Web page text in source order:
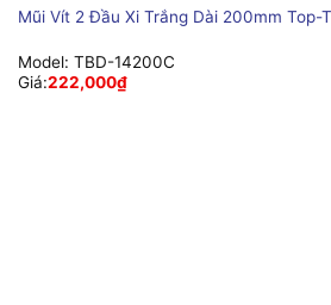
Mũi Vít 2 Đầu Xi Trắng Dài 200mm Top-
Model: TBD-14200C
Giá:222,000₫